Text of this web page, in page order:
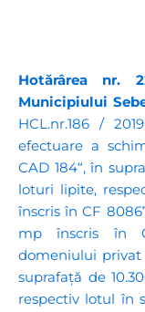
Hotărârea nr.
Municipiului
HCL.nr.186 /
efectuare a
CAD 184“, în
loturi lipite,
înscris în CF
mp înscris în
domeniului
suprafață de
respectiv lotul în